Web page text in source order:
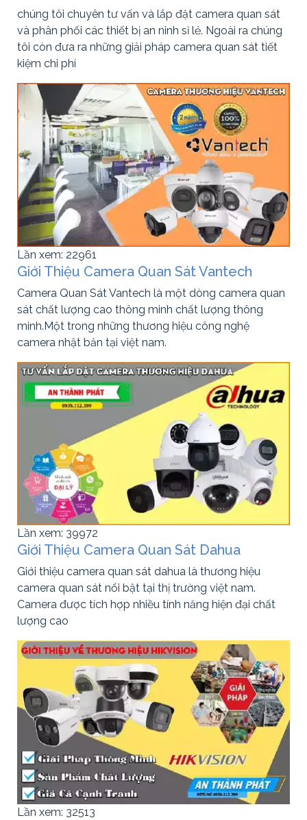
chúng tôi chuyên tư vấn và lắp đặt camera quan sát
và phân phối các thiết bị an ninh sỉ lẻ. Ngoài ra chúng
tôi còn đưa ra những giải pháp camera quan sát tiết
kiệm chi phí
Lần xem: 22961
Giới Thiệu Camera Quan Sát Vantech
Camera Quan Sát Vantech là một dòng camera quan
sát chất lượng cao thông minh chất lượng thông
minh.Một trong những thương hiệu công nghệ
camera nhật bản tại việt nam.
Lần xem: 39972
Giới Thiệu Camera Quan Sát Dahua
Giới thiệu camera quan sát dahua là thương hiệu
camera quan sát nổi bật tại thị trường việt nam.
Camera được tích hợp nhiều tính năng hiện đại chất
lượng cao
Lần xem: 32513